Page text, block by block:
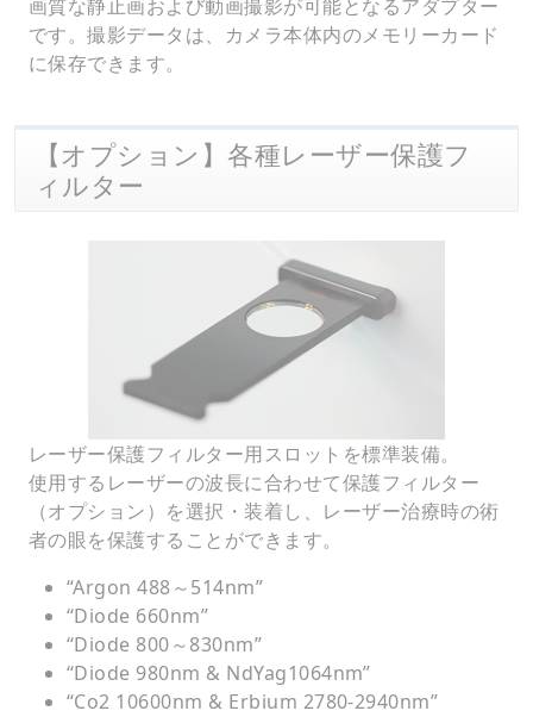
画質な静止画および動画撮影が可能となるアダプター
です。撮影データは、カメラ本体内のメモリーカード
に保存できます。
【オプション】各種レーザー保護フ
ィルター
レーザー保護フィルター用スロットを標準装備。
使用するレーザーの波長に合わせて保護フィルター
（オプション）を選択・装着し、レーザー治療時の術
者の眼を保護することができます。
“Argon 488～514nm”
“Diode 660nm”
“Diode 800～830nm”
“Diode 980nm & NdYag1064nm”
“Co2 10600nm & Erbium 2780-2940nm”